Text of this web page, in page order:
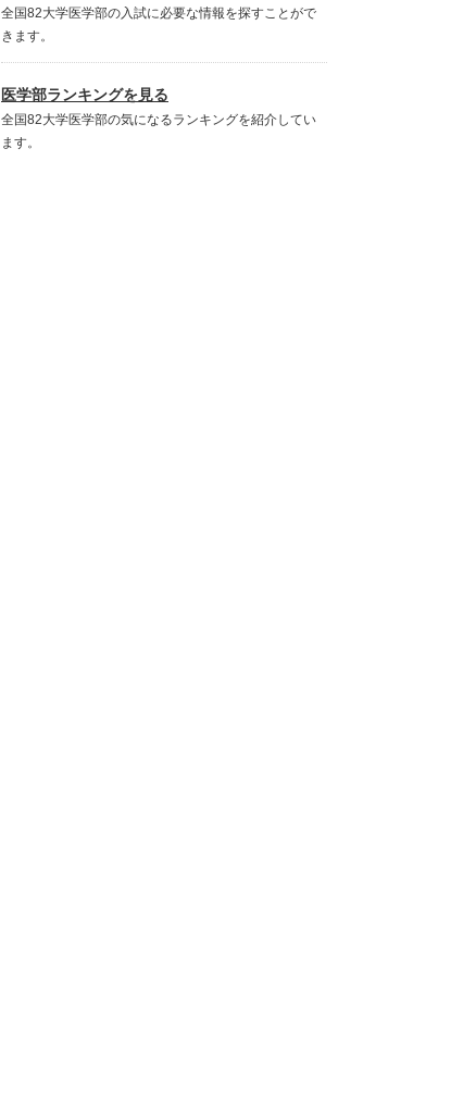
全国82大学医学部の入試に必要な情報を探すことがで
きます。
医学部ランキングを見る
全国82大学医学部の気になるランキングを紹介してい
ます。